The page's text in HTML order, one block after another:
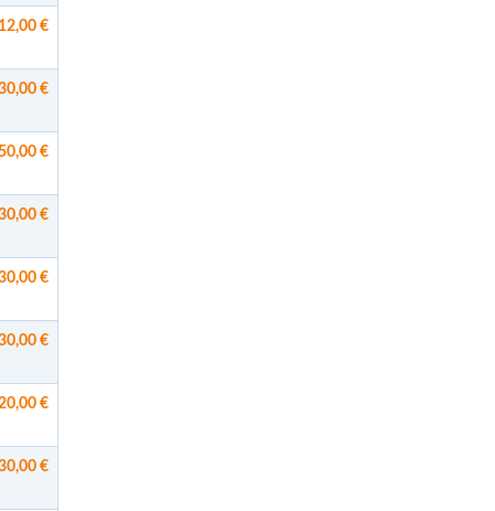
12,00 €
€
€
€
€
€
€
€